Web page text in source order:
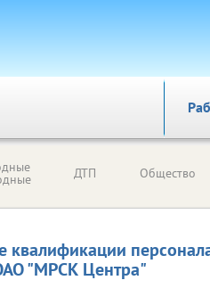
ДТП Общество
"МРСК Центра"